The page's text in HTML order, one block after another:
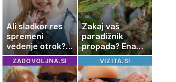
Ali sladkor res
spremeni
vedenje otrok?
Znanost ponuja
presenetljiv
odgovor
Zakaj vaš
paradižnik
propada? Ena
napaka lahko
uniči rastline –
tako jih rešite
ZADOVOLJNA.SI VIZITA.SI